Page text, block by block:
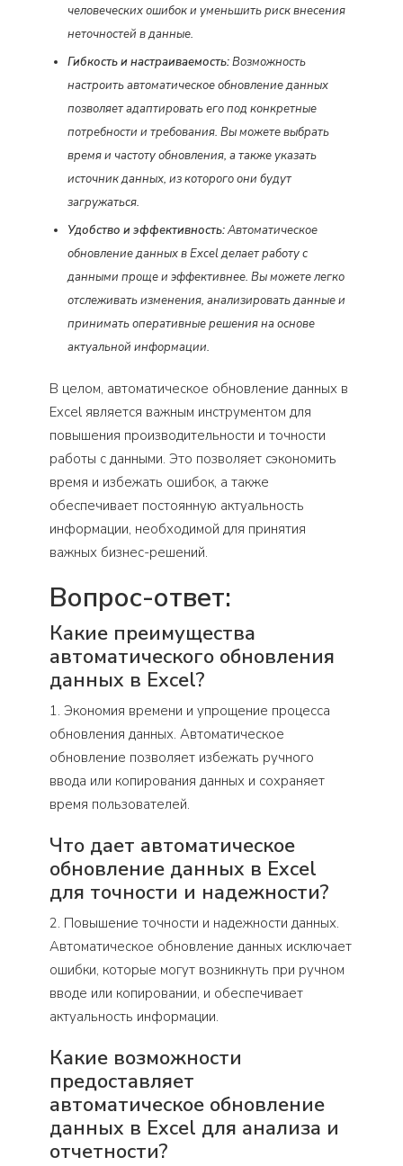
человеческих ошибок и уменьшить риск внесения
неточностей в данные.
Гибкость и настраиваемость:Возможность
настроить автоматическое обновление данных
позволяет адаптировать его под конкретные
потребности и требования. Вы можете выбрать
время и частоту обновления, а также указать
источник данных, из которого они будут
загружаться.
Удобство и эффективность:Автоматическое
обновление данных в Excel делает работу с
данными проще и эффективнее. Вы можете легко
отслеживать изменения, анализировать данные и
принимать оперативные решения на основе
актуальной информации.
В целом, автоматическое обновление данных в
Excel является важным инструментом для
повышения производительности и точности
работы с данными. Это позволяет сэкономить
время и избежать ошибок, а также
обеспечивает постоянную актуальность
информации, необходимой для принятия
важных бизнес-решений.
Вопрос-ответ:
Какие преимущества
автоматического обновления
данных в Excel?
1. Экономия времени и упрощение процесса
обновления данных. Автоматическое
обновление позволяет избежать ручного
ввода или копирования данных и сохраняет
время пользователей.
Что дает автоматическое
обновление данных в Excel
для точности и надежности?
2. Повышение точности и надежности данных.
Автоматическое обновление данных исключает
ошибки, которые могут возникнуть при ручном
вводе или копировании, и обеспечивает
актуальность информации.
Какие возможности
предоставляет
автоматическое обновление
данных в Excel для анализа и
отчетности?